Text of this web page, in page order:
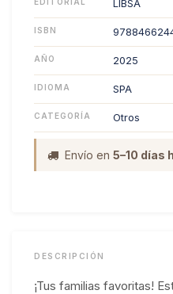
LIBSA
ISBN
AÑO 2025
IDIOMA SPA
CATEGORÍA Otros
Envío en 5–10 días
DESCRIPCIÓN
¡Tus familias favoritas!